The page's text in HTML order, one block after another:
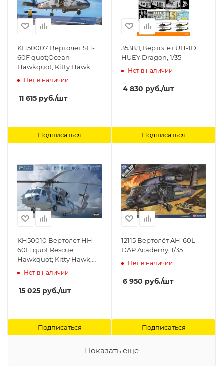
KH50007 Вертолет SH-
60F quot;Ocean
Hawkquot; Kitty Hawk,
1/35Нет в наличии
11 615 руб./шт
Подписаться
3538Д Вертолет UH-1D
HUEY Dragon, 1/35
Нет в наличии
4 830 руб./шт
Подписаться
KH50010 Вертолет HH-
60H quot;Rescue
Hawkquot; Kitty Hawk,
1/35Нет в наличии
15 025 руб./шт
Подписаться
12115 Вертолёт AH-60L
DAP Academy, 1/35
Нет в наличии
6 950 руб./шт
Подписаться
Показать еще